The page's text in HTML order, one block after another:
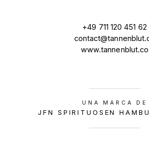
+49 711 120 451 62
www.tannenblut.co
UNA MARCA DE
JFN SPIRITUOSEN